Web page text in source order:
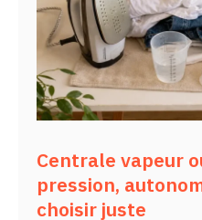
Centrale vapeur
pression,
choisir juste